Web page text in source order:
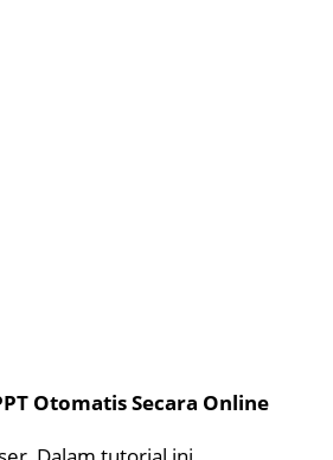
Otomatis Secara Online